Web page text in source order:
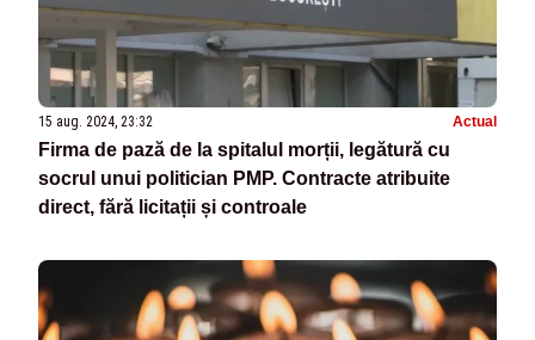
15 aug. 2024, 23:32 Actual
Firma de pază de la spitalul morții, legătură cu
socrul unui politician PMP. Contracte atribuite
direct, fără licitații și controale